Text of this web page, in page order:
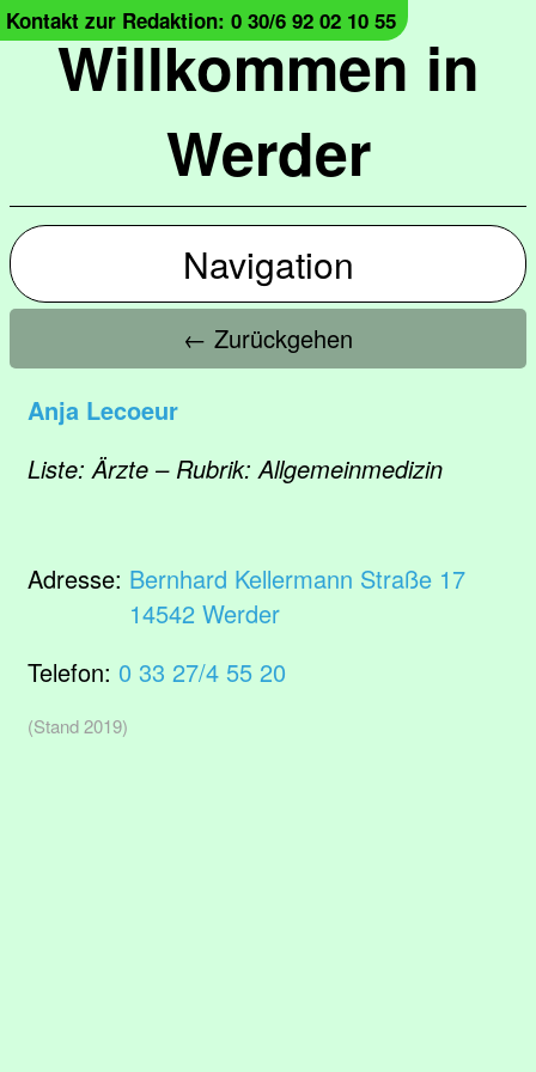
Willkommen in
Werder
Kontakt zur Redaktion: 0 30/6 92 02 10 55
Navigation
← Zurückgehen
Anja Lecoeur
Liste: Ärzte – Rubrik: Allgemeinmedizin
Adresse: Bernhard Kellermann Straße 17
14542 Werder
Telefon: 0 33 27/4 55 20
(Stand 2019)